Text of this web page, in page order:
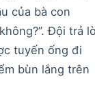
của bà con
Đội trả
tuyến ống đi
bùn lắng trên